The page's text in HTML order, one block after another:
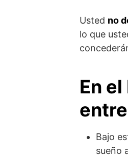
Usted no
lo que
En
Bajo
sueño